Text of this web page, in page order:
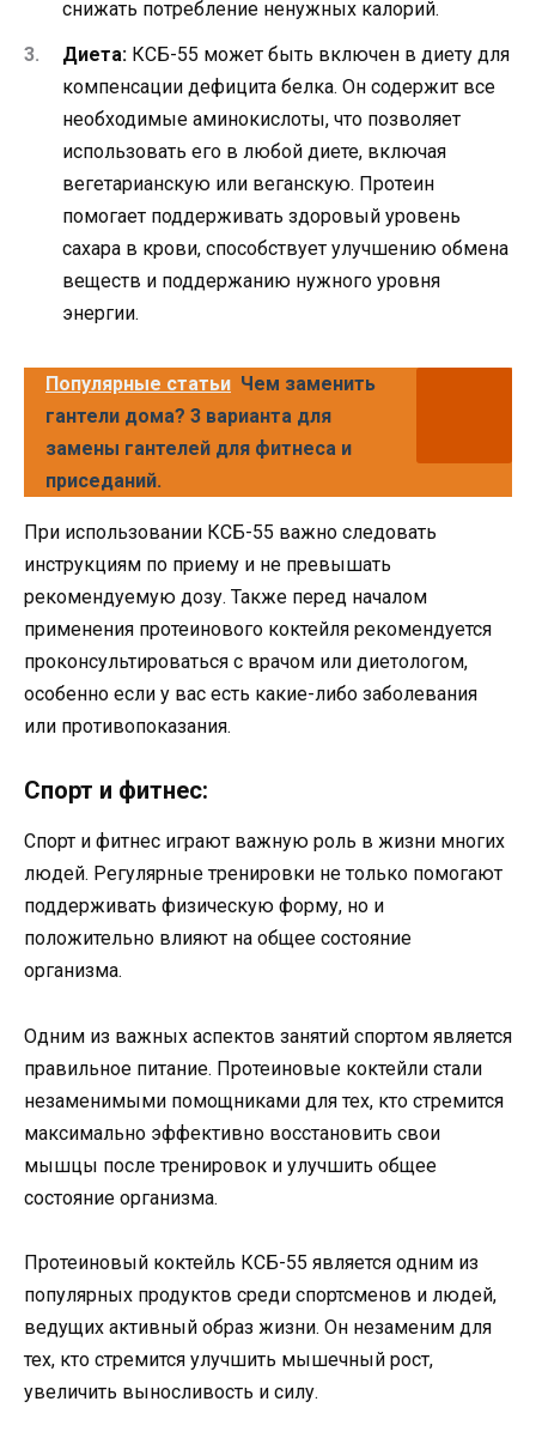
снижать потребление ненужных калорий.
Диета: КСБ-55 может быть включен в диету для
компенсации дефицита белка. Он содержит все
необходимые аминокислоты, что позволяет
использовать его в любой диете, включая
вегетарианскую или веганскую. Протеин
помогает поддерживать здоровый уровень
сахара в крови, способствует улучшению обмена
веществ и поддержанию нужного уровня
энергии.
Популярные статьи Чем заменить
гантели дома? 3 варианта для
замены гантелей для фитнеса и
приседаний.
При использовании КСБ-55 важно следовать
инструкциям по приему и не превышать
рекомендуемую дозу. Также перед началом
применения протеинового коктейля рекомендуется
проконсультироваться с врачом или диетологом,
особенно если у вас есть какие-либо заболевания
или противопоказания.
Спорт и фитнес:
Спорт и фитнес играют важную роль в жизни многих
людей. Регулярные тренировки не только помогают
поддерживать физическую форму, но и
положительно влияют на общее состояние
организма.
Одним из важных аспектов занятий спортом является
правильное питание. Протеиновые коктейли стали
незаменимыми помощниками для тех, кто стремится
максимально эффективно восстановить свои
мышцы после тренировок и улучшить общее
состояние организма.
Протеиновый коктейль КСБ-55 является одним из
популярных продуктов среди спортсменов и людей,
ведущих активный образ жизни. Он незаменим для
тех, кто стремится улучшить мышечный рост,
увеличить выносливость и силу.